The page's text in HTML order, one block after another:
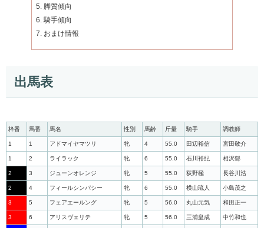
脚質傾向
騎手傾向
おまけ情報
出馬表
枠番 馬番 馬名 性別 馬齢 斤量 騎手 調教師
1 1 アドマイヤマツリ 牝 4 55.0 田辺裕信 宮田敬介
1 2 ライラック 牝 6 55.0 石川裕紀 相沢郁
2 3 ジューンオレンジ 牝 5 55.0 荻野極 長谷川浩
2 4 フィールシンパシー 牝 6 55.0 横山琉人 小島茂之
3 5 フェアエールング 牝 5 56.0 丸山元気 和田正一
3 6 アリスヴェリテ 牝 5 56.0 三浦皇成 中竹和也